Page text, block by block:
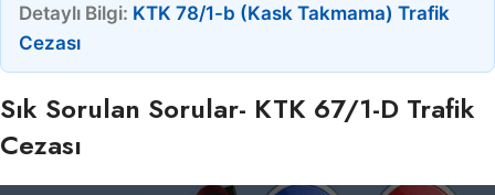
Detaylı Bilgi: KTK 78/1-b (Kask Takmama) Trafik
Cezası
Sık Sorulan Sorular- KTK 67/1-D Trafik
Cezası